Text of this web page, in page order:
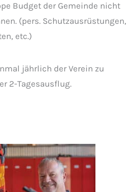
Budget der Gemeinde nicht
(pers. Schutzausrüstungen,
etc.)
jährlich der Verein zu
2-Tagesausflug.